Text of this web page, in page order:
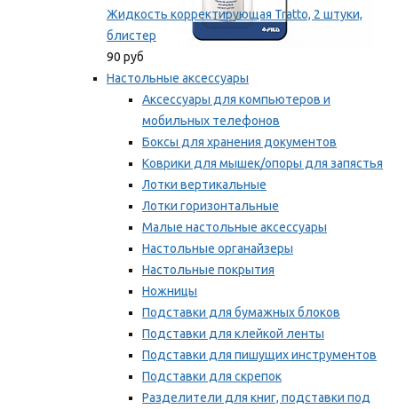
Жидкость корректирующая Tratto, 2 штуки,
блистер
90 руб
Настольные аксессуары
Аксессуары для компьютеров и
мобильных телефонов
Боксы для хранения документов
Коврики для мышек/опоры для запястья
Лотки вертикальные
Лотки горизонтальные
Малые настольные аксессуары
Настольные органайзеры
Настольные покрытия
Ножницы
Подставки для бумажных блоков
Подставки для клейкой ленты
Подставки для пишущих инструментов
Подставки для скрепок
Разделители для книг, подставки под